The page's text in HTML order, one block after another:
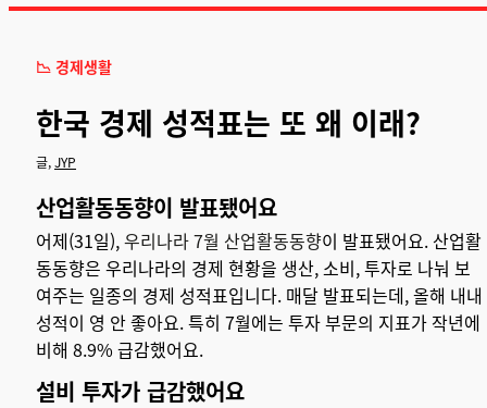
📉 경제생활
한국 경제 성적표는 또 왜 이래?
글,JYP
산업활동동향이 발표됐어요
어제(31일),우리나라 7월 산업활동동향이 발표됐어요. 산업활
동동향은 우리나라의 경제 현황을 생산, 소비, 투자로 나눠 보
여주는 일종의 경제 성적표입니다. 매달 발표되는데, 올해 내내
성적이 영 안 좋아요. 특히 7월에는 투자 부문의 지표가 작년에
비해 8.9% 급감했어요.
설비 투자가 급감했어요